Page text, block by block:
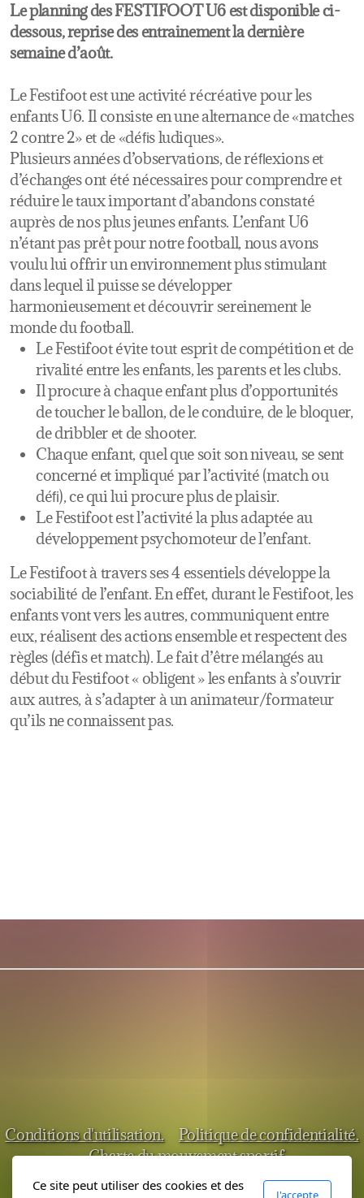
Le planning des FESTIFOOT U6 est disponible ci-
dessous, reprise des entrainement la dernière
semaine d’août.
Le Festifoot est une activité récréative pour les
enfants U6. Il consiste en une alternance de «matches
2 contre 2» et de «déﬁs ludiques».
Plusieurs années d’observations, de réﬂexions et
d’échanges ont été nécessaires pour comprendre et
réduire le taux important d’abandons constaté
auprès de nos plus jeunes enfants. L’enfant U6
n’étant pas prêt pour notre football, nous avons
voulu lui offrir un environnement plus stimulant
dans lequel il puisse se développer
harmonieusement et découvrir sereinement le
monde du football.
Le Festifoot évite tout esprit de compétition et de
rivalité entre les enfants, les parents et les clubs.
Il procure à chaque enfant plus d’opportunités
de toucher le ballon, de le conduire, de le bloquer,
de dribbler et de shooter.
Chaque enfant, quel que soit son niveau, se sent
concerné et impliqué par l’activité (match ou
déﬁ), ce qui lui procure plus de plaisir.
Le Festifoot est l’activité la plus adaptée au
développement psychomoteur de l’enfant.
Le Festifoot à travers ses 4 essentiels développe la
sociabilité de l’enfant. En effet, durant le Festifoot, les
enfants vont vers les autres, communiquent entre
eux, réalisent des actions ensemble et respectent des
règles (défis et match). Le fait d’être mélangés au
début du Festifoot « obligent » les enfants à s’ouvrir
aux autres, à s’adapter à un animateur/formateur
qu’ils ne connaissent pas.
Conditions d'utilisation.
Politique de confidentialité.
Charte du mouvement sportif.
Ce site peut utiliser des cookies et des
J'accepte